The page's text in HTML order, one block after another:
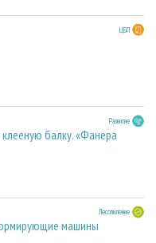
ЦБП
Развитие
балку. «Фанера
Лесопиление
машины